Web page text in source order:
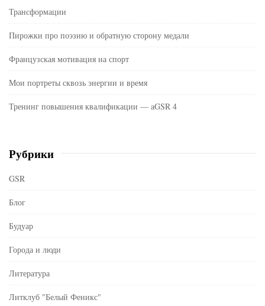
Трансформации
Пирожки про поэзию и обратную сторону медали
Французская мотивация на спорт
Мои портреты сквозь энергии и время
Тренинг повышения квалификации — aGSR 4
Рубрики
GSR
Блог
Будуар
Города и люди
Литература
Литклуб "Белый Феникс"